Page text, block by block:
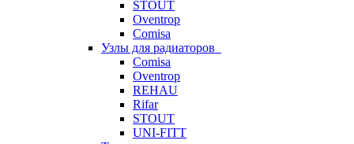
STOUT
Oventrop
Comisa
Узлы для радиаторов
Comisa
Oventrop
REHAU
Rifar
STOUT
UNI-FITT